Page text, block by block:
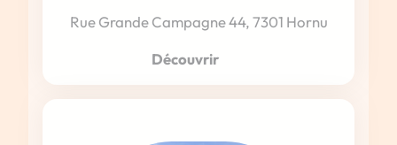
Rue Grande Campagne 44, 7301 Hornu
Découvrir